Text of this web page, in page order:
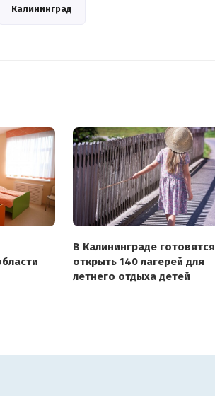
Калининград
В Калининграде готовятся
открыть 140 лагерей для
летнего отдыха детей